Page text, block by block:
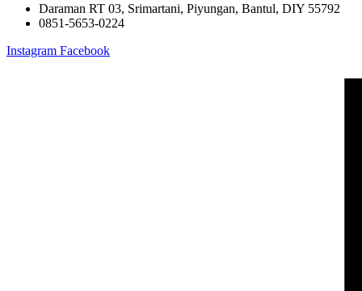
Daraman RT 03, Srimartani, Piyungan, Bantul, DIY 55792
0851-5653-0224
Instagram Facebook